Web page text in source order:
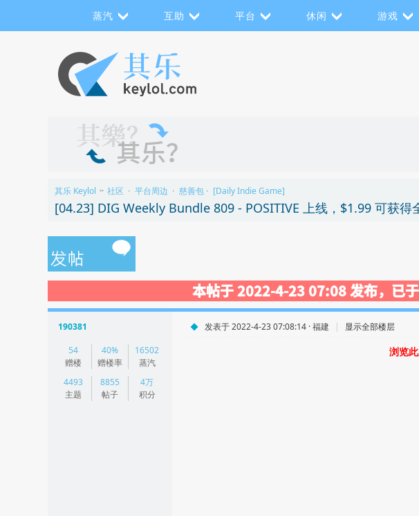
蒸汽 互助 平台 休闲 游戏
其乐 Keylol >> 社区 › 平台周边 › 慈善包 › [Daily Indie Game]
[04.23] DIG Weekly Bundle 809 - POSITIVE 上线，$1.99 可获得
本帖于 2022-4-23 07:08 发布，已
190381
54
赠楼
40%
赠楼率
16502
蒸汽
4493
主题
8855
帖子
4万
积分
发表于 2022-4-23 07:08:14 · 福建 |
显示全部楼层
浏览